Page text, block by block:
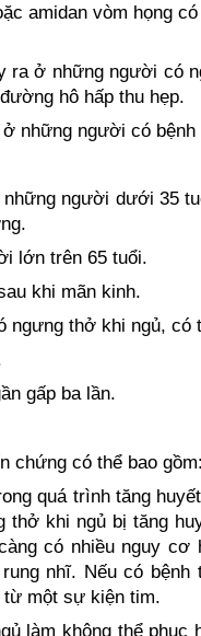
amidan vòm họng
ra ở những người có
hô hấp thu hẹp.
những người có
người dưới 35
lớn trên 65 tuổi.
khi mãn kinh.
thở khi ngủ, có
gấp ba lần.
chứng có thể bao gồm:
quá trình tăng
khi ngủ bị tăng
có nhiều nguy cơ
nhĩ. Nếu có bệnh
từ một sự kiện tim.
làm không thể phục